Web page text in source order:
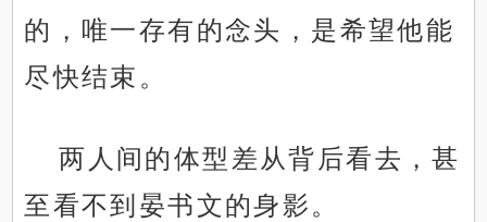
的，唯一存有的念头，是希望他能
尽快结束。
两人间的体型差从背后看去，甚
至看不到晏书文的身影。